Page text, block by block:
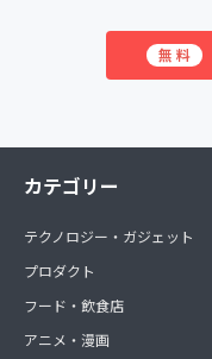
無料
カテゴリー
テクノロジー・ガジェット
プロダクト
フード・飲食店
アニメ・漫画